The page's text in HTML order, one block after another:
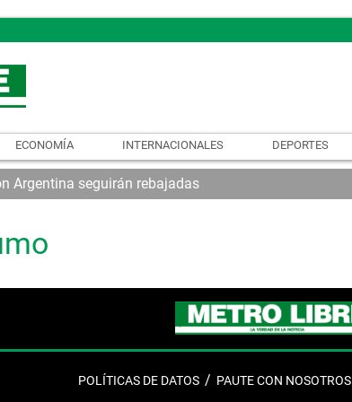
ECONOMÍA INTERNACIONALES DEPORTES
Argentina seguirán rebajadas
POLÍTICAS DE DATOS PAUTE CON NOSOTROS